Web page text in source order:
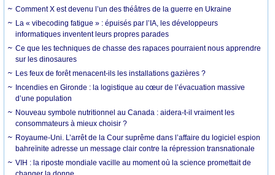
Comment X est devenu l’un des théâtres de la guerre en Ukraine
La « vibecoding fatigue » : épuisés par l’IA, les développeurs
informatiques inventent leurs propres parades
Ce que les techniques de chasse des rapaces pourraient nous apprendre
sur les dinosaures
Les feux de forêt menacent-ils les installations gazières ?
Incendies en Gironde : la logistique au cœur de l’évacuation massive
d’une population
Nouveau symbole nutritionnel au Canada : aidera-t-il vraiment les
consommateurs à mieux choisir ?
Royaume-Uni. L’arrêt de la Cour suprême dans l’affaire du logiciel espion
bahreïnite adresse un message clair contre la répression transnationale
VIH : la riposte mondiale vacille au moment où la science promettait de